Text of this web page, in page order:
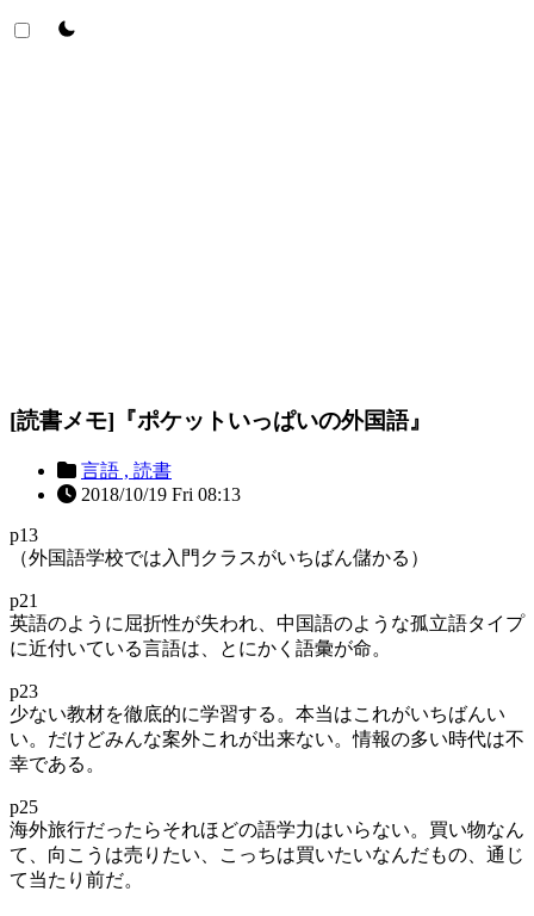
theme switcher
[読書メモ]『ポケットいっぱいの外国語』
言語 , 読書
2018/10/19 Fri 08:13
p13
（外国語学校では入門クラスがいちばん儲かる）
p21
英語のように屈折性が失われ、中国語のような孤立語タイプ
に近付いている言語は、とにかく語彙が命。
p23
少ない教材を徹底的に学習する。本当はこれがいちばんい
い。だけどみんな案外これが出来ない。情報の多い時代は不
幸である。
p25
海外旅行だったらそれほどの語学力はいらない。買い物なん
て、向こうは売りたい、こっちは買いたいなんだもの、通じ
て当たり前だ。